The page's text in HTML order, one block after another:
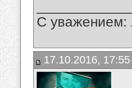
С уважением:
17.10.2016, 17:55